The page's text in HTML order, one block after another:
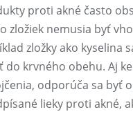
proti akné často
zložiek nemusia byť
zložky ako kyselina
do krvného obehu. Aj
odporúča sa byť
lieky proti akné,